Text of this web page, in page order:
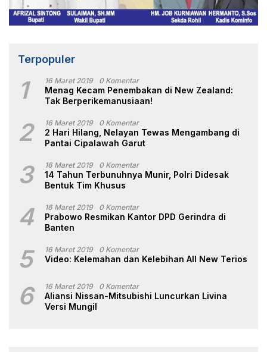
Terpopuler
1 16 Maret 2019 0 Komentar
Menag Kecam Penembakan di New Zealand:
Tak Berperikemanusiaan!
2 16 Maret 2019 0 Komentar
2 Hari Hilang, Nelayan Tewas Mengambang di
Pantai Cipalawah Garut
3 16 Maret 2019 0 Komentar
14 Tahun Terbunuhnya Munir, Polri Didesak
Bentuk Tim Khusus
4 16 Maret 2019 0 Komentar
Prabowo Resmikan Kantor DPD Gerindra di
Banten
5 16 Maret 2019 0 Komentar
Video: Kelemahan dan Kelebihan All New Terios
6 16 Maret 2019 0 Komentar
Aliansi Nissan-Mitsubishi Luncurkan Livina
Versi Mungil